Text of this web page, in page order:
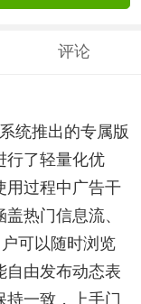
评论
统推出的专属版
行了轻量化优
用过程中广告干
热门信息流、
可以随时浏览
自由发布动态表
一致，上手门